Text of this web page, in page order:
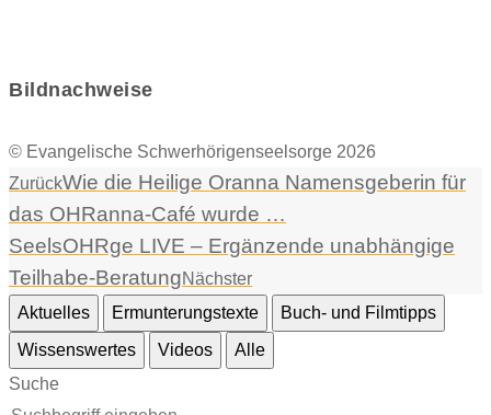
Bildnachweise
© Evangelische Schwerhörigenseelsorge 2026
ZurückWie die Heilige Oranna Namensgeberin für
das OHRanna-Café wurde …
SeelsOHRge LIVE – Ergänzende unabhängige
Teilhabe-BeratungNächster
Aktuelles
Ermunterungstexte
Buch- und Filmtipps
Wissenswertes
Videos
Alle
Suche